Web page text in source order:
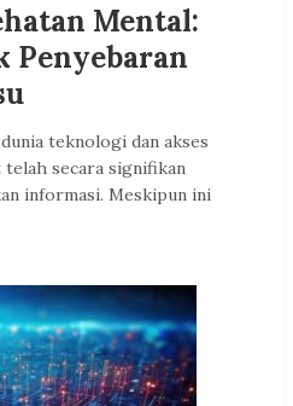
Mental:
Penyebaran
teknologi dan akses
secara signifikan
informasi. Meskipun ini